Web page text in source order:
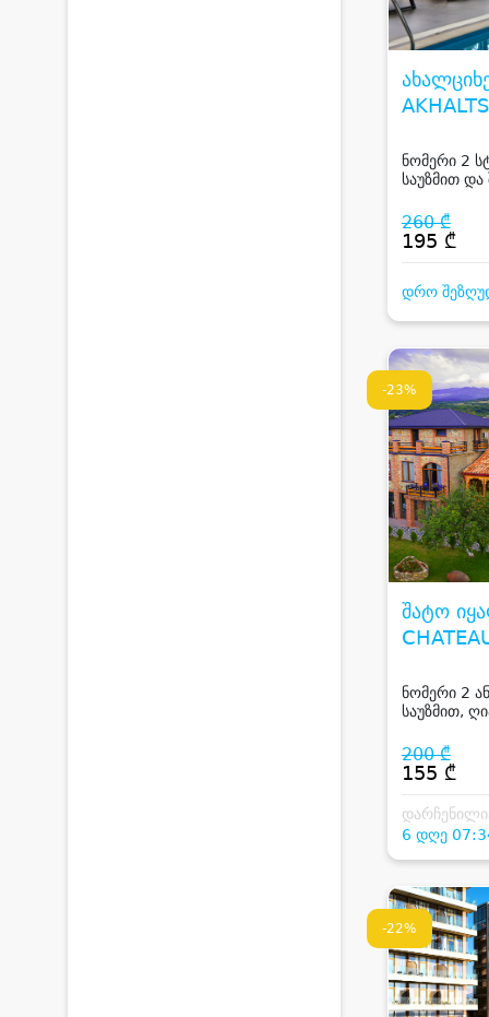
ნომერი 2
საუზმით და
260 ₾
195 ₾
დრო
-23%
შატო
ნომერი 2
საუზმით,
იყალთოში
200 ₾
155 ₾
6 დღე
-22%